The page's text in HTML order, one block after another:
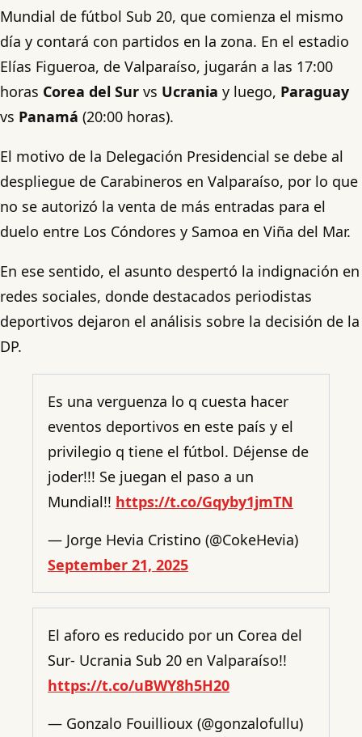
Mundial de fútbol Sub 20, que comienza el mismo
día y contará con partidos en la zona. En el estadio
Elías Figueroa, de Valparaíso, jugarán a las 17:00
horas Corea del Sur vs Ucrania y luego, Paraguay
vs Panamá (20:00 horas).
El motivo de la Delegación Presidencial se debe al
despliegue de Carabineros en Valparaíso, por lo que
no se autorizó la venta de más entradas para el
duelo entre Los Cóndores y Samoa en Viña del Mar.
En ese sentido, el asunto despertó la indignación en
redes sociales, donde destacados periodistas
deportivos dejaron el análisis sobre la decisión de la
DP.
Es una verguenza lo q cuesta hacer
eventos deportivos en este país y el
privilegio q tiene el fútbol. Déjense de
joder!!! Se juegan el paso a un
Mundial!! https://t.co/Gqyby1jmTN
— Jorge Hevia Cristino (@CokeHevia)
September 21, 2025
El aforo es reducido por un Corea del
Sur- Ucrania Sub 20 en Valparaíso!!
https://t.co/uBWY8h5H20
— Gonzalo Fouillioux (@gonzalofullu)